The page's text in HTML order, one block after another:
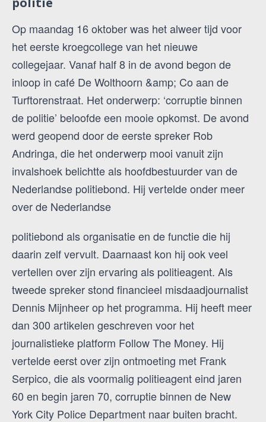
Op maandag 16 oktober was het alweer tijd voor
het eerste kroegcollege van het nieuwe
collegejaar. Vanaf half 8 in de avond begon de
inloop in café De Wolthoorn &amp; Co aan de
Turftorenstraat. Het onderwerp: ‘corruptie binnen
de politie’ beloofde een mooie opkomst. De avond
werd geopend door de eerste spreker Rob
Andringa, die het onderwerp mooi vanuit zijn
invalshoek belichtte als hoofdbestuurder van de
Nederlandse politiebond. Hij vertelde onder meer
over de Nederlandse
politiebond als organisatie en de functie die hij
daarin zelf vervult. Daarnaast kon hij ook veel
vertellen over zijn ervaring als politieagent. Als
tweede spreker stond financieel misdaadjournalist
Dennis Mijnheer op het programma. Hij heeft meer
dan 300 artikelen geschreven voor het
journalistieke platform Follow The Money. Hij
vertelde eerst over zijn ontmoeting met Frank
Serpico, die als voormalig politieagent eind jaren
60 en begin jaren 70, corruptie binnen de New
York City Police Department naar buiten bracht.